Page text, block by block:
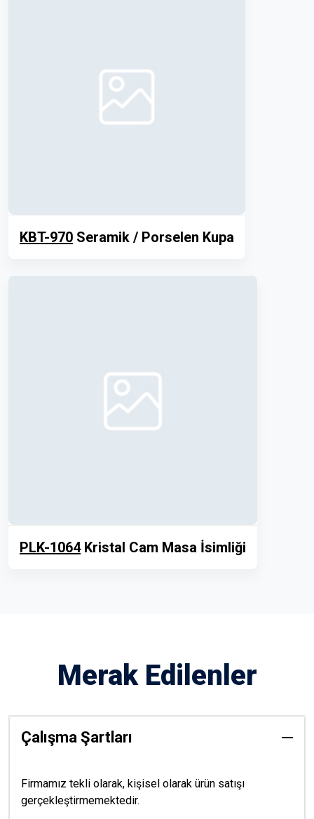
KBT-970 Seramik / Porselen Kupa
PLK-1064Kristal Cam Masa İsimliği
Merak Edilenler
Çalışma Şartları
Firmamız tekli olarak, kişisel olarak ürün satışı
gerçekleştirmemektedir.